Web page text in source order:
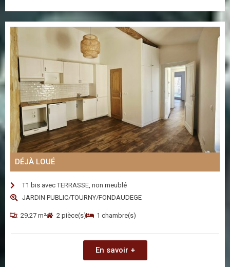
DÉJÀ LOUÉ
T1 bis avec TERRASSE, non meublé
JARDIN PUBLIC/TOURNY/FONDAUDEGE
29.27 m² 2 pièce(s) 1 chambre(s)
En savoir +